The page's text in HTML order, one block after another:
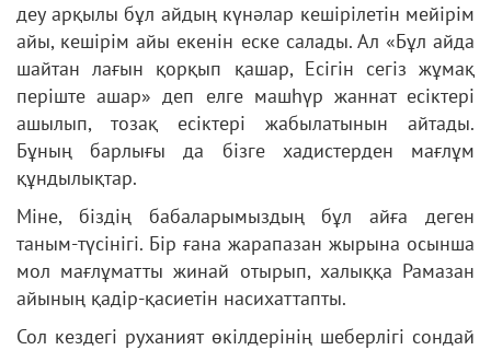
деу арқылы бұл айдың күнәлар кешірілетін мейірім
айы, кешірім айы екенін еске салады. Ал «Бұл айда
шайтан лағын қорқып қашар, Есігін сегіз жұмақ
періште ашар» деп елге машһүр жаннат есіктері
ашылып, тозақ есіктері жабылатынын айтады.
Бұның барлығы да бізге хадистерден мағлұм
құндылықтар.
Міне, біздің бабаларымыздың бұл айға деген
таным-түсінігі. Бір ғана жарапазан жырына осынша
мол мағлұматты жинай отырып, халыққа Рамазан
айының қадір-қасиетін насихаттапты.
Сол кездегі руханият өкілдерінің шеберлігі сондай